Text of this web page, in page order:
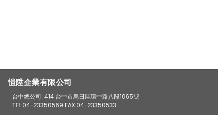
愷陞企業有限公司
台中總公司: 414 台中市烏日區環中路八段1065號
TEL:04-23350569 FAX:04-23350533